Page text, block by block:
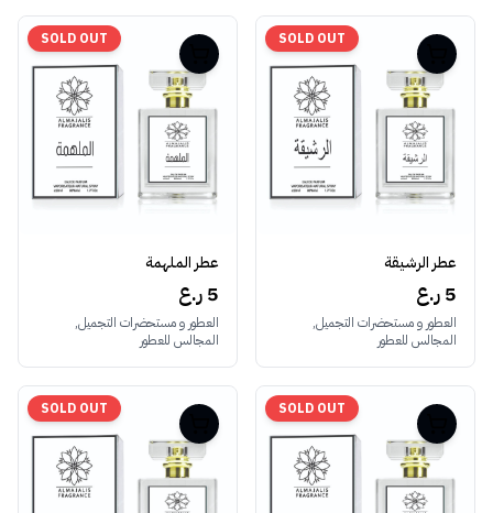
SOLD OUT
عطر الرشيقة
5 ر.ع
العطور و مستحضرات التجميل,
المجالس للعطور
SOLD OUT
عطر الملهمة
5 ر.ع
العطور و مستحضرات التجميل,
المجالس للعطور
SOLD OUT
SOLD OUT